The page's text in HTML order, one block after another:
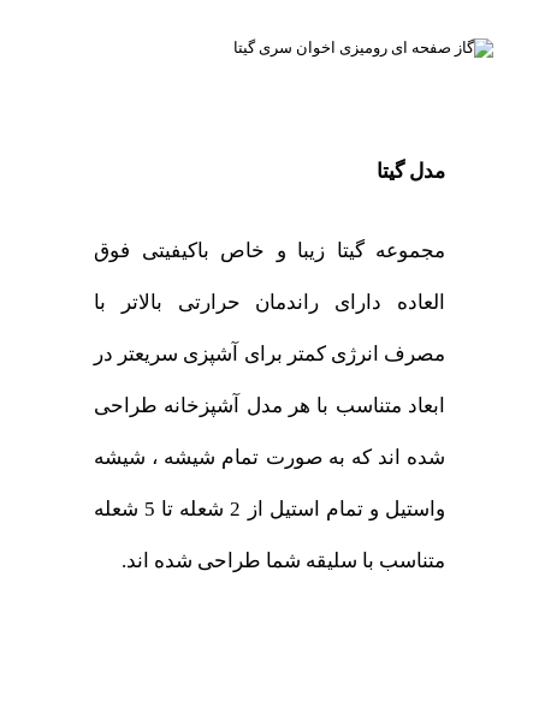
مدل گیتا
مجموعه گیتا زیبا و خاص باکیفیتی فوق
العاده دارای راندمان حرارتی بالاتر با
مصرف انرژی کمتر برای آشپزی سریعتر در
ابعاد متناسب با هر مدل آشپزخانه طراحی
شده اند که به صورت تمام شیشه ، شیشه
واستیل و تمام استیل از 2 شعله تا 5 شعله
متناسب با سلیقه شما طراحی شده اند.